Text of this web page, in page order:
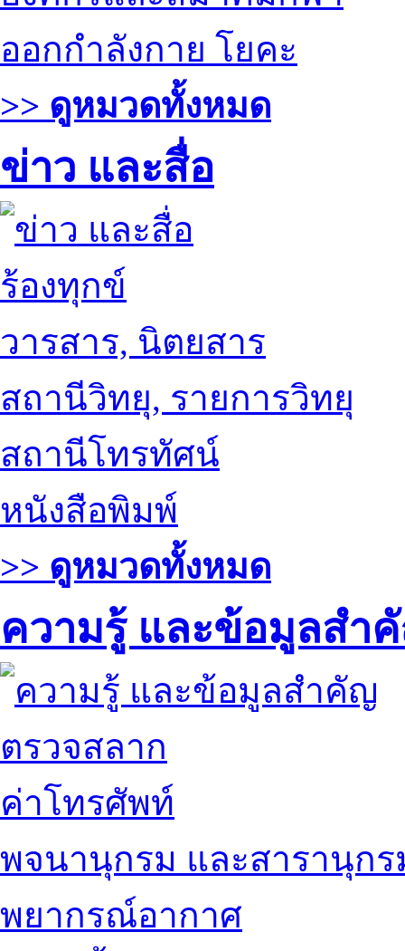
ออกกำลังกาย โยคะ
>> ดูหมวดทั้งหมด
ข่าว และสื่อ
ร้องทุกข์
วารสาร, นิตยสาร
สถานีวิทยุ, รายการวิทยุ
สถานีโทรทัศน์
หนังสือพิมพ์
>> ดูหมวดทั้งหมด
ความรู้ และข้อมูลสำ
ตรวจสลาก
ค่าโทรศัพท์
พจนานุกรม และสารานุกร
พยากรณ์อากาศ